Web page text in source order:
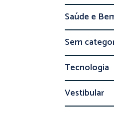
Saúde e
Sem
Tecnologia
Vestibular